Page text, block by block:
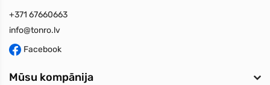
+371 67660663
info@tonro.lv
Facebook
Mūsu kompānija